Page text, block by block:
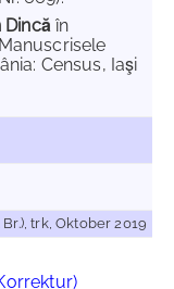
Dincăîn
Census, Iaşi
trk, Oktober 2019